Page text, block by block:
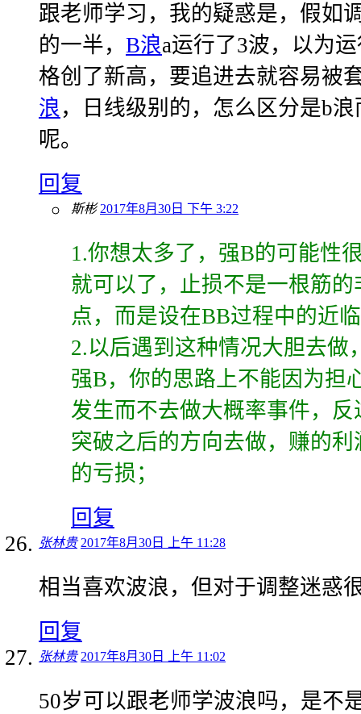
跟老师学习，我的疑惑是，假如
的一半， B浪a运行了3波，以为
格创了新高，要追进去就容易被
浪 ，日线级别的，怎么区分是b
呢。
回复
斯彬 2017年8月30日 下午 3:22
1.你想太多了，强B的可能性
就可以了，止损不是一根筋
点，而是设在BB过程中的近
2.以后遇到这种情况大胆去做
强B，你的思路上不能因为担
发生而不去做大概率事件，
突破之后的方向去做，赚的
的亏损；
回复
张林贵 2017年8月30日 上午 11:28
相当喜欢波浪，但对于调整迷惑
回复
张林贵 2017年8月30日 上午 11:02
50岁可以跟老师学波浪吗，是不